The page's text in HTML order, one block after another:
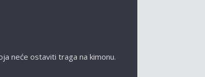
neće ostaviti traga na kimonu.